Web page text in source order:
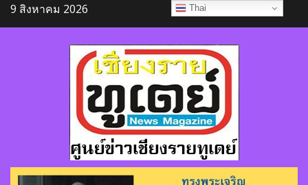
Skip
to
9 สิงหาคม 2026 Thai